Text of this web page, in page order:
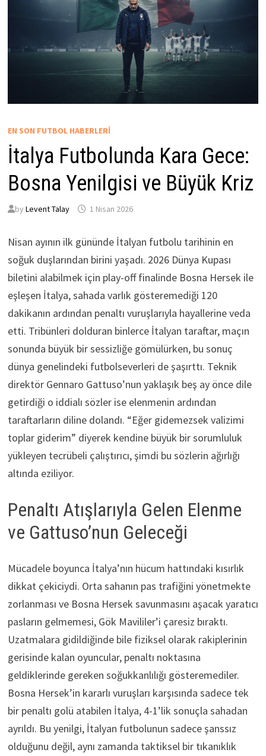
EN SON FUTBOL HABERLERI
İtalya Futbolunda Kara Gece:
Bosna Yenilgisi ve Büyük Kriz
by Levent Talay 1 Nisan 2026
Nisan ayının ilk gününde İtalyan futbolu tarihinin en
soğuk duşlarından birini yaşadı. 2026 Dünya Kupası
biletini alabilmek için play-off finalinde Bosna Hersek ile
eşleşen İtalya, sahada varlık gösteremediği 120
dakikanın ardından penaltı vuruşlarıyla hayallerine veda
etti. Tribünleri dolduran binlerce İtalyan taraftar, maçın
sonunda büyük bir sessizliğe gömülürken, bu sonuç
dünya genelindeki futbolseverleri de şaşırttı. Teknik
direktör Gennaro Gattuso’nun yaklaşık beş ay önce dile
getirdiği o iddialı sözler ise elenmenin ardından
taraftarların diline dolandı. “Eğer gidemezsek valizimi
toplar giderim” diyerek kendine büyük bir sorumluluk
yükleyen tecrübeli çalıştırıcı, şimdi bu sözlerin ağırlığı
altında eziliyor.
Penaltı Atışlarıyla Gelen Elenme
ve Gattuso’nun Geleceği
Mücadele boyunca İtalya’nın hücum hattındaki kısırlık
dikkat çekiciydi. Orta sahanın pas trafiğini yönetmekte
zorlanması ve Bosna Hersek savunmasını aşacak yaratıcı
pasların gelmemesi, Gök Mavililer’i çaresiz bıraktı.
Uzatmalara gidildiğinde bile fiziksel olarak rakiplerinin
gerisinde kalan oyuncular, penaltı noktasına
geldiklerinde gereken soğukkanlılığı gösteremediler.
Bosna Hersek’in kararlı vuruşları karşısında sadece tek
bir penaltı golü atabilen İtalya, 4-1’lik sonuçla sahadan
ayrıldı. Bu yenilgi, İtalyan futbolunun sadece şanssız
olduğunu değil, aynı zamanda taktiksel bir tıkanıklık